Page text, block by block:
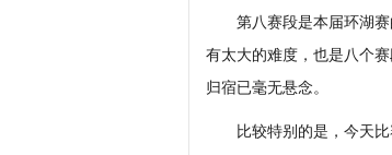
第八赛段是本届环湖赛
有太大的难度，也是八个
归宿已毫无悬念。
比较特别的是，今天比